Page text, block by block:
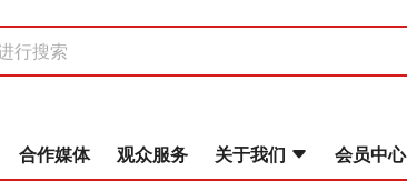
合作媒体 观众服务 关于我们 会员中心